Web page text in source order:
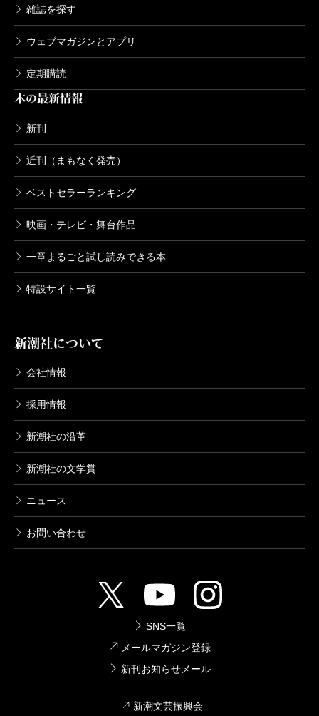
雑誌を探す
ウェブマガジンとアプリ
定期購読
本の最新情報
新刊
近刊（まもなく発売）
ベストセラーランキング
映画・テレビ・舞台作品
一章まるごと試し読みできる本
特設サイト一覧
新潮社について
会社情報
採用情報
新潮社の沿革
新潮社の文学賞
ニュース
お問い合わせ
SNS一覧
メールマガジン登録
新刊お知らせメール
新潮文芸振興会